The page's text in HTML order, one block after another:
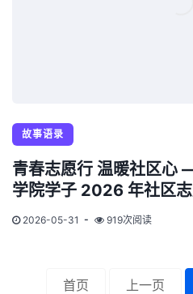
故事语录
青春志愿行 温暖社区心
学院学子 2026 年社区
2026-05-31 919次阅读
首页 上一页